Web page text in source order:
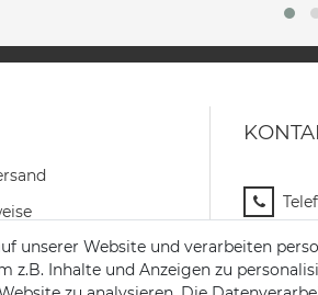
unserer Website und verarbeiten
z.B. Inhalte und Anzeigen zu